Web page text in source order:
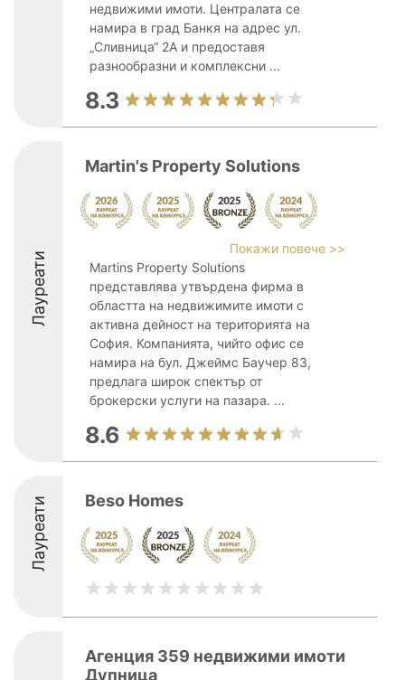
недвижими имоти. Централата се
намира в град Банкя на адрес ул.
„Сливница“ 2А и предоставя
разнообразни и комплексни ...
8.3
Лауреати
Martin's Property Solutions
Покажи повече >>
Martins Property Solutions
представлява утвърдена фирма в
областта на недвижимите имоти с
активна дейност на територията на
София. Компанията, чийто офис се
намира на бул. Джеймс Баучер 83,
предлага широк спектър от
брокерски услуги на пазара. ...
8.6
Лауреати Beso Homes
Агенция 359 недвижими имоти
Дупница